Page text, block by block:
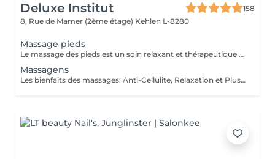
Deluxe Institut
158
8, Rue de Mamer (2ème étage) Kehlen L-8280
Massage pieds
Le massage des pieds est un soin relaxant et thérapeutique qui apporte de nombreux bienfaits tant pour le corps que pour l'esprit. En stimulant des points spécifiques sur les pieds, il aide à réduire les tensions et améliore la circulation sanguine.
Massagens
Les bienfaits des massages: Anti-Cellulite, Relaxation et Plus Le massage est une pratique ancestrale qui procure de nombreux bienfaits pour le corps et l'esprit. Selon la technique utilisée, il peut agir sur la détente, la circulation ou encore l'élimination des toxines. Le massage anti-cellulite : Il aide à réduire l'aspect peau d'orange en stimulant la circulation sanguine et lymphatique. Il favorise le drainage des toxines et améliore l'élasticité de la peau, la rendant plus ferme et plus lisse. Le massage de relaxation : Idéal pour relâcher les tensions et apaiser le stress, il procure une sensation de bien-être immédiate. Grâce à des mouvements lents et fluides, il détend les muscles et favorise un sommeil réparateur. Le massage drainant: Il active le système lymphatique et réduit la rétention d'eau, aidant ainsi à affiner la silhouette et à éliminer les toxines. Parfait pour les jambes lourdes ! Chaque type de massage a ses propres vertus et s'adapte aux besoins de chacun. Que ce soit pour retrouver une peau plus ferme, soulager les tensions ou simplement s'accorder un moment de bien-être, il y a un massage fait pour vous !